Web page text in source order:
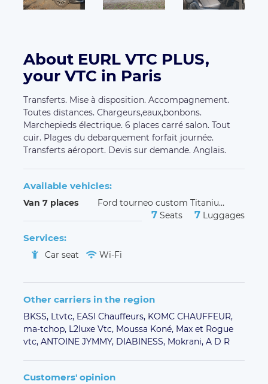
About EURL VTC PLUS,
your VTC in Paris
Transferts. Mise à disposition. Accompagnement.
Toutes distances. Chargeurs,eaux,bonbons.
Marchepieds électrique. 6 places carré salon. Tout
cuir. Plages du debarquement forfait journée.
Transferts aéroport. Devis sur demande. Anglais.
Available vehicles:
Van 7 places Ford tourneo custom TitaniumX
7 Seats 7 Luggages
Services:
Car seat Wi-Fi
Other carriers in the region
BKSS, Ltvtc, EASI Chauffeurs, KOMC CHAUFFEUR,
ma-tchop, L2luxe Vtc, Moussa Koné, Max et Rogue
vtc, ANTOINE JYMMY, DIABINESS, Mokrani, A D R
Customers' opinion